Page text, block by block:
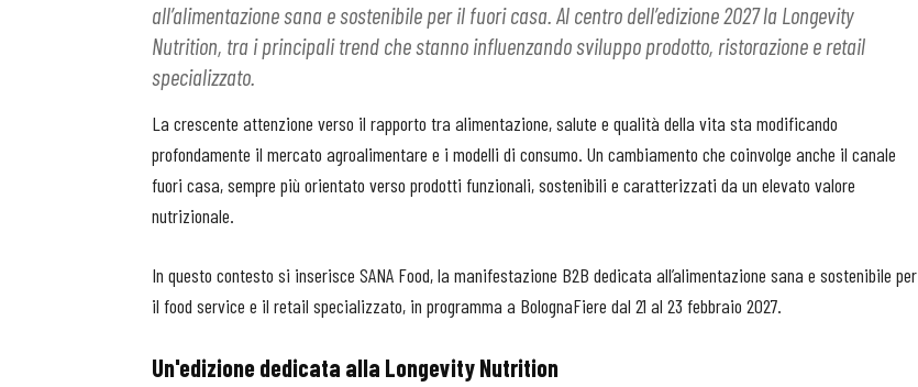
all’alimentazione sana e sostenibile per il fuori casa. Al centro dell’edizione 2027 la Longevity
Nutrition, tra i principali trend che stanno influenzando sviluppo prodotto, ristorazione e retail
specializzato.
La crescente attenzione verso il rapporto tra alimentazione, salute e qualità della vita sta modificando
profondamente il mercato agroalimentare e i modelli di consumo. Un cambiamento che coinvolge anche il canale
fuori casa, sempre più orientato verso prodotti funzionali, sostenibili e caratterizzati da un elevato valore
nutrizionale.
In questo contesto si inserisce SANA Food, la manifestazione B2B dedicata all’alimentazione sana e sostenibile per
il food service e il retail specializzato, in programma a BolognaFiere dal 21 al 23 febbraio 2027.
Un'edizione dedicata alla Longevity Nutrition